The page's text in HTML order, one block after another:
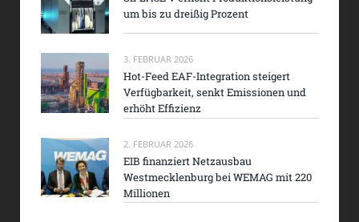
um bis zu dreißig Prozent
3. FEBRUAR 2026
Hot-Feed EAF-Integration steigert
Verfügbarkeit, senkt Emissionen und
erhöht Effizienz
2. FEBRUAR 2026
EIB finanziert Netzausbau
Westmecklenburg bei WEMAG mit 220
Millionen